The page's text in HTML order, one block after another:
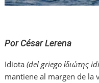
Por César Lerena
Idiota(del griego ἰδιώτης
mantiene al margen de la